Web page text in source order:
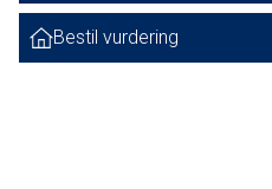
Underetage med:
Bryggers og bruseafd.
Bestil vurdering